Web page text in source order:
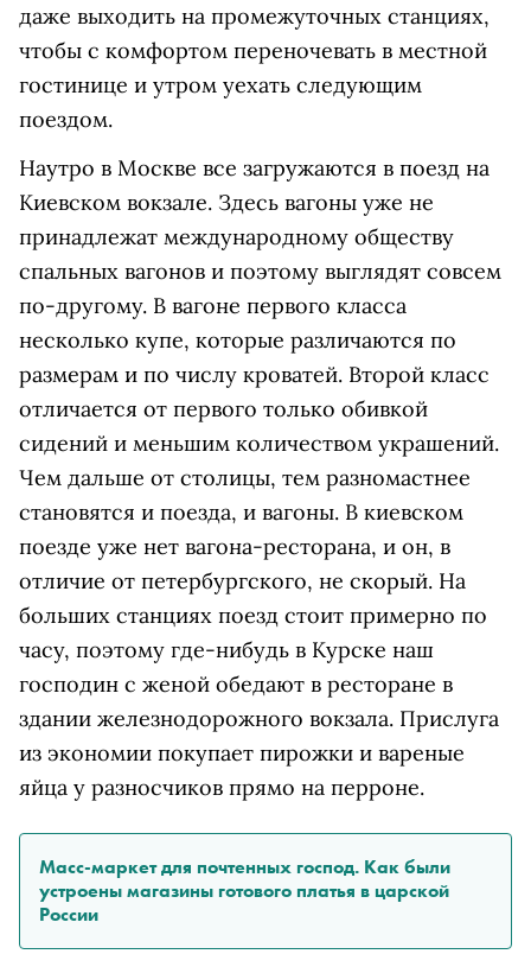
даже выходить на промежуточных станциях,
чтобы с комфортом переночевать в местной
гостинице и утром уехать следующим
поездом.
Наутро в Москве все загружаются в поезд на
Киевском вокзале. Здесь вагоны уже не
принадлежат международному обществу
спальных вагонов и поэтому выглядят совсем
по-другому. В вагоне первого класса
несколько купе, которые различаются по
размерам и по числу кроватей. Второй класс
отличается от первого только обивкой
сидений и меньшим количеством украшений.
Чем дальше от столицы, тем разномастнее
становятся и поезда, и вагоны. В киевском
поезде уже нет вагона-ресторана, и он, в
отличие от петербургского, не скорый. На
больших станциях поезд стоит примерно по
часу, поэтому где-нибудь в Курске наш
господин с женой обедают в ресторане в
здании железнодорожного вокзала. Прислуга
из экономии покупает пирожки и вареные
яйца у разносчиков прямо на перроне.
Масс-маркет для почтенных господ. Как были
устроены магазины готового платья в царской
России